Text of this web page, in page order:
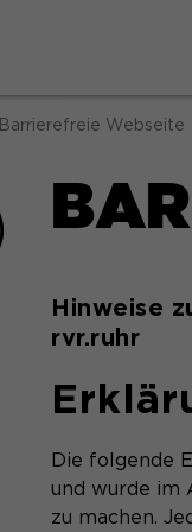
Barrierefreie Webseite
Hinweise
rvr.ruhr
Die folgende
und wurde im
zu machen.